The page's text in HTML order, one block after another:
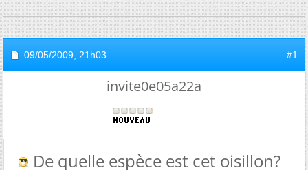
09/05/2009, 21h03 #1
invite0e05a22a
De quelle espèce est cet oisillon?